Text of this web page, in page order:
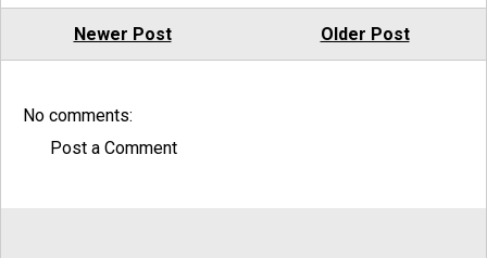
Newer Post Older Post
No comments:
Post a Comment